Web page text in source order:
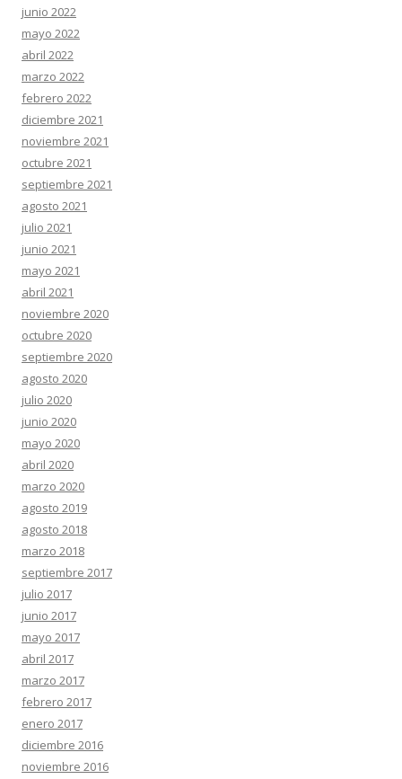
junio 2022
mayo 2022
abril 2022
marzo 2022
febrero 2022
diciembre 2021
noviembre 2021
octubre 2021
septiembre 2021
agosto 2021
julio 2021
junio 2021
mayo 2021
abril 2021
noviembre 2020
octubre 2020
septiembre 2020
agosto 2020
julio 2020
junio 2020
mayo 2020
abril 2020
marzo 2020
agosto 2019
agosto 2018
marzo 2018
septiembre 2017
julio 2017
junio 2017
mayo 2017
abril 2017
marzo 2017
febrero 2017
enero 2017
diciembre 2016
noviembre 2016